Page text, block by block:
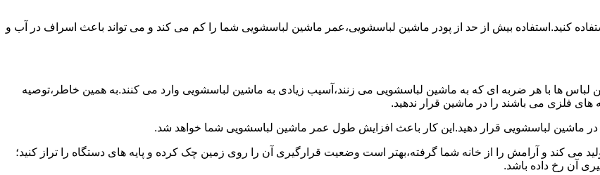
کنید.استفاده بیش از حد از پودر ماشین لباسشویی،عمر ماشین لباسشویی شما را کم می کند و می تواند باعث اسراف در آب و
لباس ها با هر ضربه ای که به ماشین لباسشویی می زنند،آسیب زیادی به ماشین لباسشویی وارد می کنند.به همین خاطر،توصیه
فلزی می باشند را در ماشین قرار ندهید.
ماشین لباسشویی قرار دهید.این کار باعث افزایش طول عمر ماشین لباسشویی شما خواهد شد.
کند و آرامش را از خانه شما گرفته،بهتر است وضعیت قرارگیری آن را روی زمین چک کرده و پایه های دستگاه را تراز کنید؛
آن رخ داده باشد.